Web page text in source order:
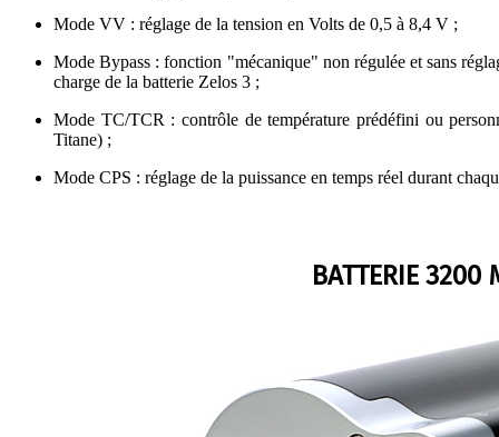
Mode VV : réglage de la tension en Volts de 0,5 à 8,4 V ;
Mode Bypass : fonction "mécanique" non régulée et sans
charge de la batterie Zelos 3 ;
Mode TC/TCR : contrôle de température prédéfini ou
Titane) ;
Mode CPS : réglage de la puissance en temps réel durant
BATTERIE 3200